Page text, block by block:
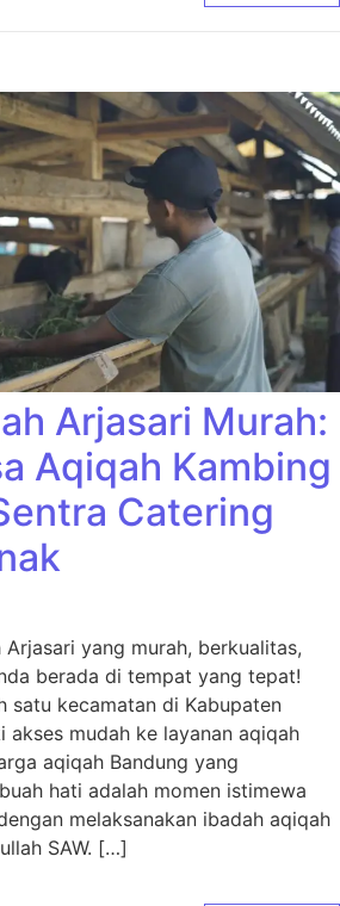
Arjasari Murah:
Aqiqah Kambing
Catering
yang murah, berkualitas,
berada di tempat yang tepat!
satu kecamatan di Kabupaten
akses mudah ke layanan aqiqah
aqiqah Bandung yang
hati adalah momen istimewa
melaksanakan ibadah aqiqah
SAW. […]